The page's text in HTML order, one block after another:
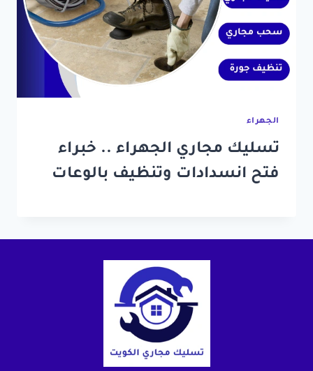
الجهراء
تسليك مجاري الجهراء .. خبراء
فتح انسدادات وتنظيف بالوعات